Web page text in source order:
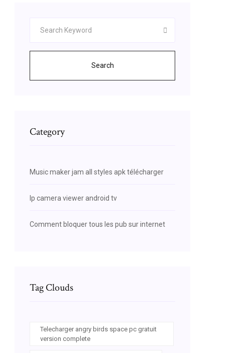
Search
Category
Music maker jam all styles apk télécharger
Ip camera viewer android tv
Comment bloquer tous les pub sur internet
Tag Clouds
Telecharger angry birds space pc gratuit
version complete